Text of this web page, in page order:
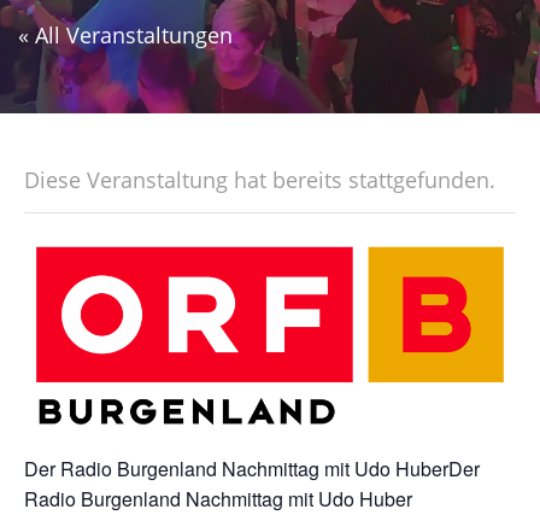
« All Veranstaltungen
Diese Veranstaltung hat bereits stattgefunden.
Der Radio Burgenland Nachmittag mit Udo HuberDer
Radio Burgenland Nachmittag mit Udo Huber